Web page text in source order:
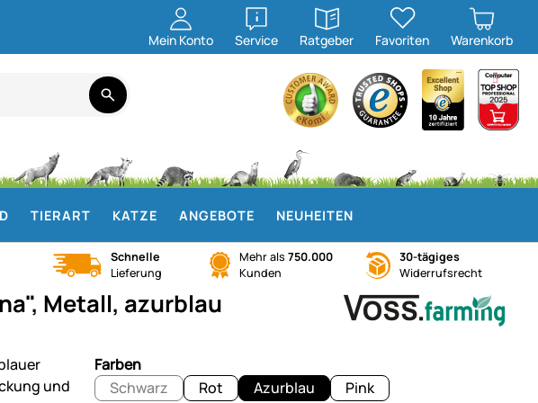
Mein Konto Service
öffnen
Ratgeber
öffnen
Favoriten Warenkorb
TIERART KATZE ANGEBOTE NEUHEITEN
Schnelle
Lieferung
Mehr als 750.000
Kunden
30-tägiges
Widerrufsrecht
Metall, azurblau
Farben
Schwarz
Rot Azurblau Pink